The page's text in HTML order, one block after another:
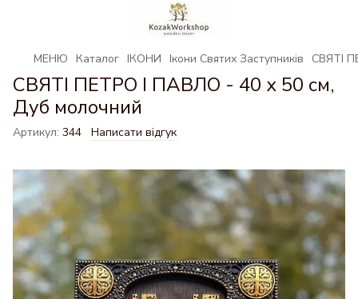
МЕНЮ Каталог ІКОНИ Ікони Святих Заступників СВЯТІ
СВЯТІ ПЕТРО І ПАВЛО - 40 х 50 см,
Дуб молочний
Артикул: 344 Написати відгук